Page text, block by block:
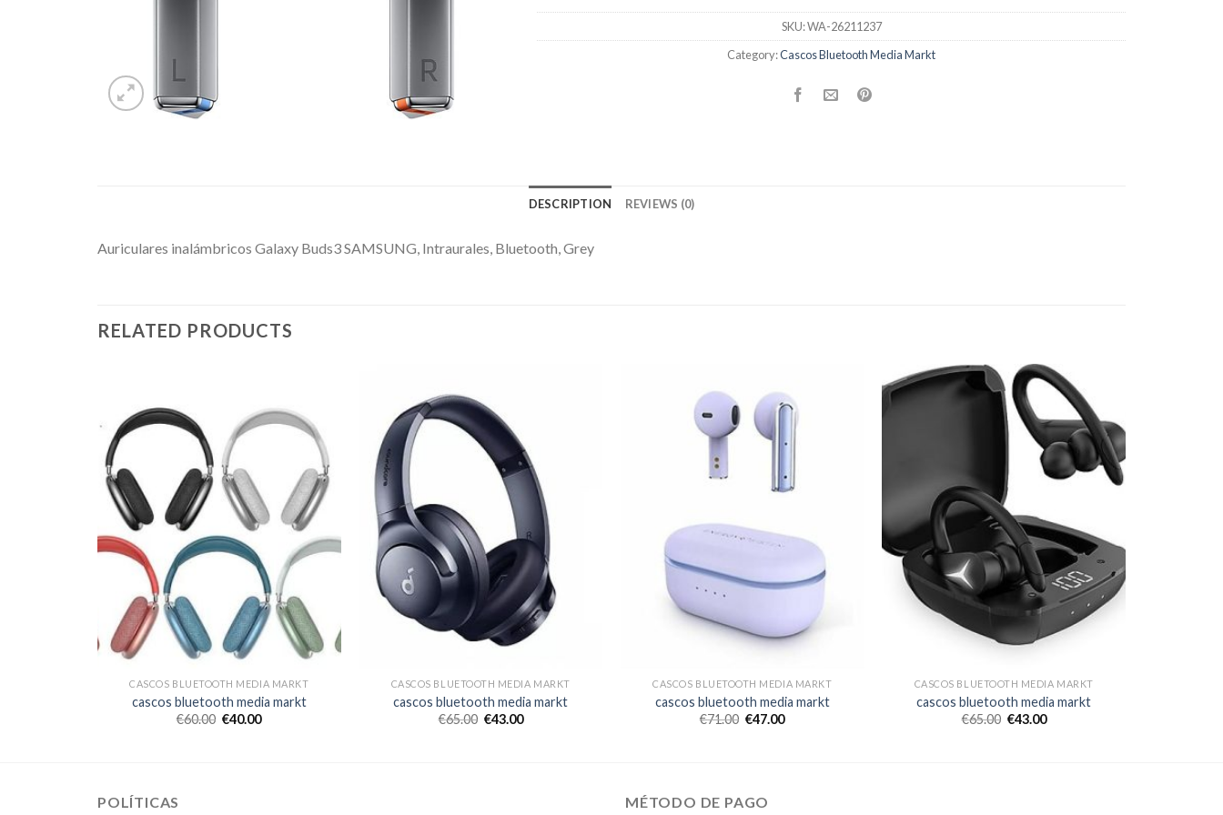
SKU:WA-26211237
Category:Cascos Bluetooth Media Markt
DESCRIPTION REVIEWS (0)
Auriculares inalámbricos Galaxy Buds3 SAMSUNG, Intraurales, Bluetooth, Grey
RELATED PRODUCTS
CASCOS BLUETOOTH MEDIA MARKT
cascos bluetooth media markt
€60.00 €40.00
CASCOS BLUETOOTH MEDIA MARKT
cascos bluetooth media markt
€65.00 €43.00
CASCOS BLUETOOTH MEDIA MARKT
cascos bluetooth media markt
€71.00 €47.00
CASCOS BLUETOOTH MEDIA MARKT
cascos bluetooth media markt
€65.00 €43.00
POLÍTICAS MÉTODO DE PAGO